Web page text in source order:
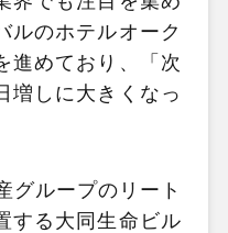
ルのホテルオーク
進めており、「次
増しに大きくなっ
グループのリート
する大同生命ビル